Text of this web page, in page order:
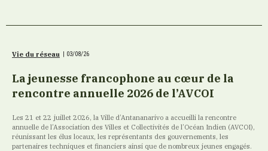
Vie du réseau | 03/08/26
La jeunesse francophone au cœur de la
rencontre annuelle 2026 de l’AVCOI
Les 21 et 22 juillet 2026, la Ville d’Antananarivo a accueilli la rencontre
annuelle de l’Association des Villes et Collectivités de l’Océan Indien (AVCOI),
réunissant les élus locaux, les représentants des gouvernements, les
partenaires techniques et financiers ainsi que de nombreux jeunes engagés.